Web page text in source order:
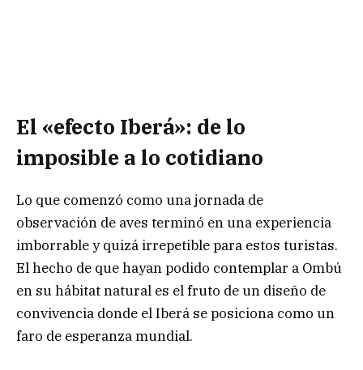
El «efecto Iberá»: de lo
imposible a lo cotidiano
Lo que comenzó como una jornada de
observación de aves terminó en una experiencia
imborrable y quizá irrepetible para estos turistas.
El hecho de que hayan podido contemplar a Ombú
en su hábitat natural es el fruto de un diseño de
convivencia donde el Iberá se posiciona como un
faro de esperanza mundial.